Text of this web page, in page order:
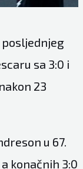
sa 3:0 i
23
u 67.
konačnih 3:0